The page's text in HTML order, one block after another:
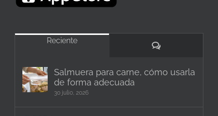
Reciente
Comentarios
Salmuera para carne, cómo usarla
de forma adecuada
30 julio, 2026